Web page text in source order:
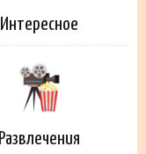
Интересное
Развлечения